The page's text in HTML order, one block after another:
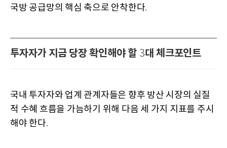
국방 공급망의 핵심 축으로 안착한다.
투자자가 지금 당장 확인해야 할 3대 체크포인트
국내 투자자와 업계 관계자들은 향후 방산 시장의 실질
적 수혜 흐름을 가늠하기 위해 다음 세 가지 지표를 주시
해야 한다.